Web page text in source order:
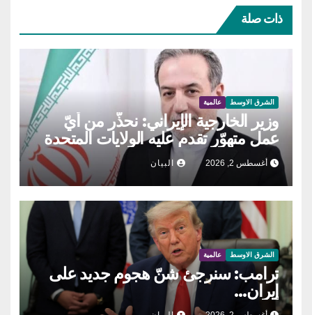
ذات صلة
الشرق الاوسط عالمية
وزير الخارجية الإيراني: نحذّر من أيّ
عمل متهوّر تقدم عليه الولايات المتحدة
أغسطس 2, 2026 البيان
الشرق الاوسط عالمية
ترامب: سنرجئ شنّ هجوم جديد على
إيران…